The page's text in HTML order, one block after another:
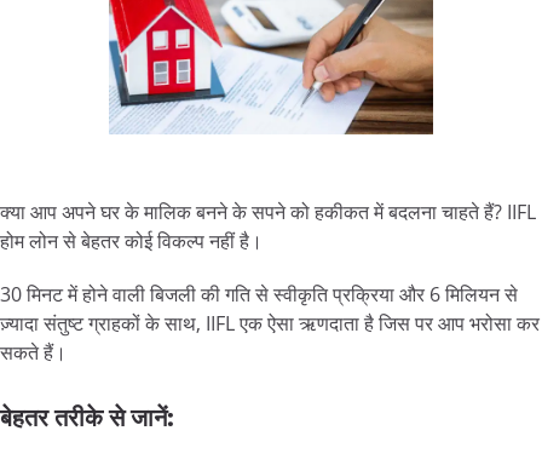
क्या आप अपने घर के मालिक बनने के सपने को हकीकत में बदलना चाहते हैं? IIFL
होम लोन से बेहतर कोई विकल्प नहीं है।
30 मिनट में होने वाली बिजली की गति से स्वीकृति प्रक्रिया और 6 मिलियन से
ज़्यादा संतुष्ट ग्राहकों के साथ, IIFL एक ऐसा ऋणदाता है जिस पर आप भरोसा कर
सकते हैं।
बेहतर तरीके से जानें: